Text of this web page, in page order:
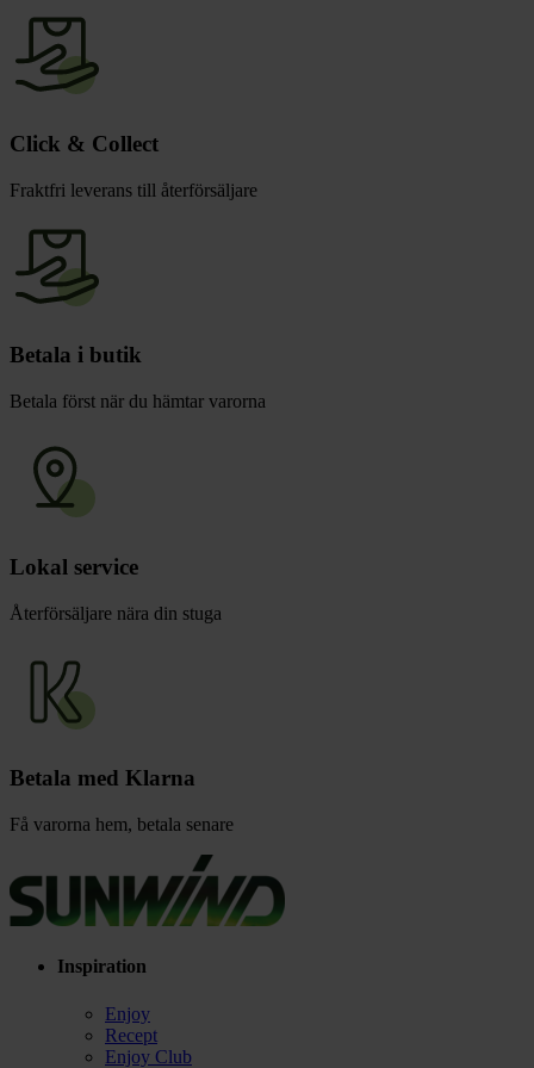
Click & Collect
Fraktfri leverans till återförsäljare
Betala i butik
Betala först när du hämtar varorna
Lokal service
Återförsäljare nära din stuga
Betala med Klarna
Få varorna hem, betala senare
Inspiration
Enjoy
Recept
Enjoy Club